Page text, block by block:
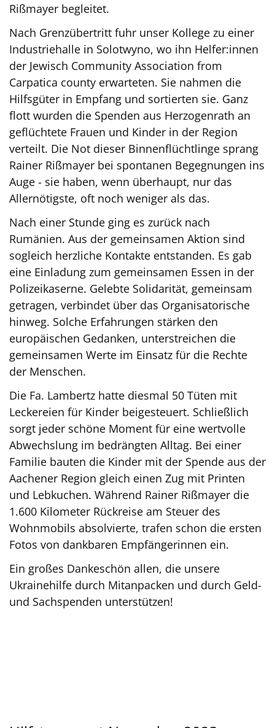
Rißmayer begleitet.
Nach Grenzübertritt fuhr unser Kollege zu einer
Industriehalle in Solotwyno, wo ihn Helfer:innen
der Jewisch Community Association from
Carpatica county erwarteten. Sie nahmen die
Hilfsgüter in Empfang und sortierten sie. Ganz
flott wurden die Spenden aus Herzogenrath an
geflüchtete Frauen und Kinder in der Region
verteilt. Die Not dieser Binnenflüchtlinge sprang
Rainer Rißmayer bei spontanen Begegnungen ins
Auge - sie haben, wenn überhaupt, nur das
Allernötigste, oft noch weniger als das.
Nach einer Stunde ging es zurück nach
Rumänien. Aus der gemeinsamen Aktion sind
sogleich herzliche Kontakte entstanden. Es gab
eine Einladung zum gemeinsamen Essen in der
Polizeikaserne. Gelebte Solidarität, gemeinsam
getragen, verbindet über das Organisatorische
hinweg. Solche Erfahrungen stärken den
europäischen Gedanken, unterstreichen die
gemeinsamen Werte im Einsatz für die Rechte
der Menschen.
Die Fa. Lambertz hatte diesmal 50 Tüten mit
Leckereien für Kinder beigesteuert. Schließlich
sorgt jeder schöne Moment für eine wertvolle
Abwechslung im bedrängten Alltag. Bei einer
Familie bauten die Kinder mit der Spende aus der
Aachener Region gleich einen Zug mit Printen
und Lebkuchen. Während Rainer Rißmayer die
1.600 Kilometer Rückreise am Steuer des
Wohnmobils absolvierte, trafen schon die ersten
Fotos von dankbaren Empfängerinnen ein.
Ein großes Dankeschön allen, die unsere
Ukrainehilfe durch Mitanpacken und durch Geld-
und Sachspenden unterstützen!